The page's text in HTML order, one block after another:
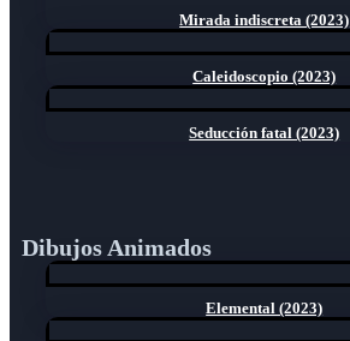
Mirada indiscreta (2023)
Caleidoscopio (2023)
Seducción fatal (2023)
Dibujos Animados
Elemental (2023)